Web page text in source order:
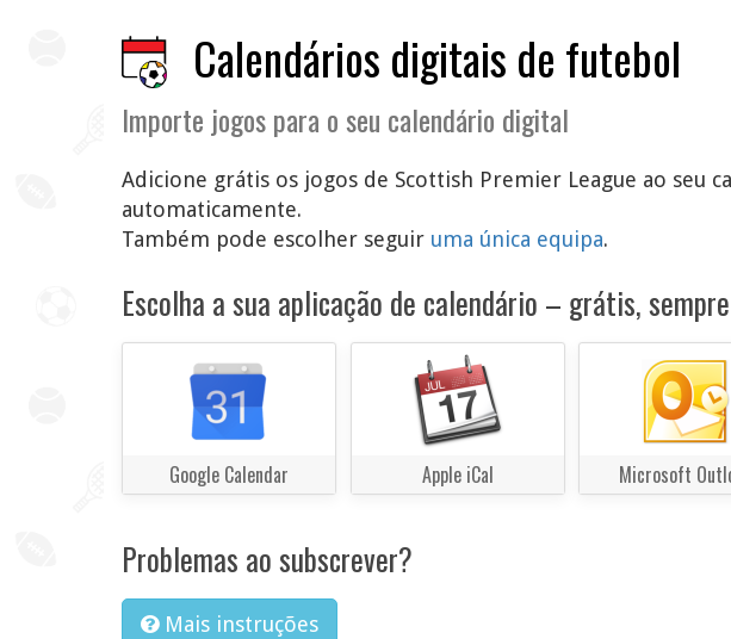
Calendários digitais de futebol
Importe jogos para o seu calendário digital
Adicione grátis os jogos de Scottish Premier League ao seu
automaticamente.
Também pode escolher seguir uma única equipa.
Escolha a sua aplicação de calendário – grátis,
Google Calendar Apple iCal Microsoft
Problemas ao subscrever?
Mais instruções